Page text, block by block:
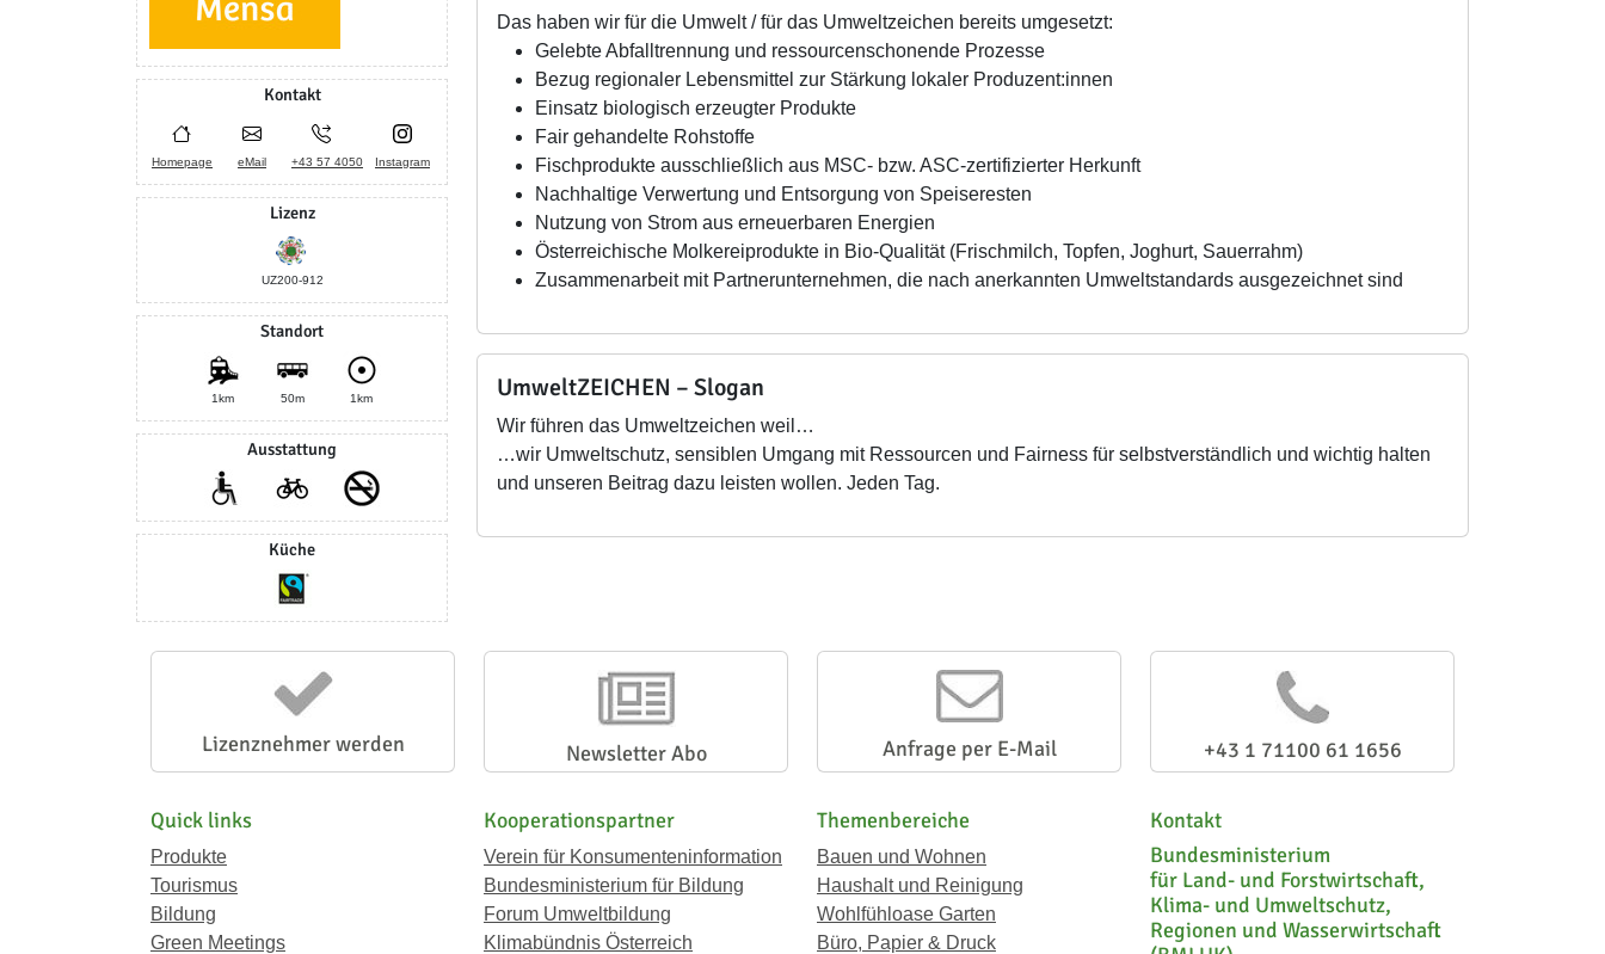
Kontakt
Homepage eMail +43 57 4050 Instagram
Lizenz
UZ200-912
Standort
1km 50m 1km
Ausstattung
Küche
Das haben wir für die Umwelt / für das Umweltzeichen bereits umgesetzt:
Gelebte Abfalltrennung und ressourcenschonende Prozesse
Bezug regionaler Lebensmittel zur Stärkung lokaler Produzent:innen
Einsatz biologisch erzeugter Produkte
Fair gehandelte Rohstoffe
Fischprodukte ausschließlich aus MSC- bzw. ASC-zertifizierter Herkunft
Nachhaltige Verwertung und Entsorgung von Speiseresten
Nutzung von Strom aus erneuerbaren Energien
Österreichische Molkereiprodukte in Bio-Qualität (Frischmilch, Topfen, Joghurt, Sauerrahm)
Zusammenarbeit mit Partnerunternehmen, die nach anerkannten Umweltstandards ausgezeichnet sind
UmweltZEICHEN – Slogan
Wir führen das Umweltzeichen weil…
…wir Umweltschutz, sensiblen Umgang mit Ressourcen und Fairness für selbstverständlich und wichtig halten
und unseren Beitrag dazu leisten wollen. Jeden Tag.
Lizenznehmer werden Newsletter Abo Anfrage per E-Mail +43 1 71100 61 1656
Quick links
Produkte
Tourismus
Bildung
Green Meetings
Kooperationspartner
Verein für Konsumenteninformation
Bundesministerium für Bildung
Forum Umweltbildung
Klimabündnis Österreich
Themenbereiche
Bauen und Wohnen
Haushalt und Reinigung
Wohlfühloase Garten
Büro, Papier & Druck
Kontakt
Bundesministerium
für Land- und Forstwirtschaft,
Klima- und Umweltschutz,
Regionen und Wasserwirtschaft